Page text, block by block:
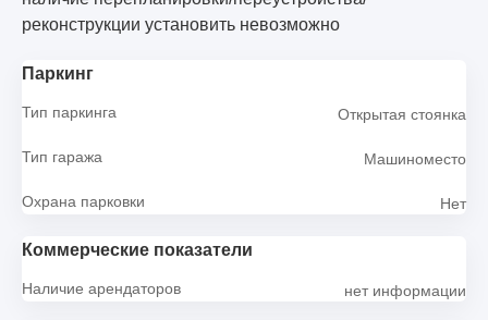
реконструкции установить невозможно
Паркинг
Тип паркинга Открытая стоянка
Тип гаража Машиноместо
Охрана парковки Нет
Коммерческие показатели
Наличие арендаторов нет информации